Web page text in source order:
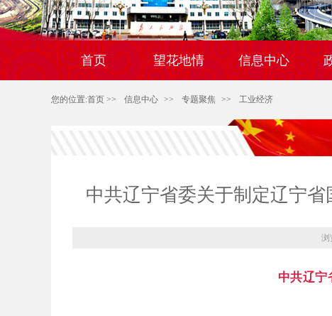
首页 望花地情 信息中心
您的位置:首页 >> 信息中心 >> 专题聚焦 >> 工业经济
中共辽宁省委关于制定辽宁
浏
中共辽宁